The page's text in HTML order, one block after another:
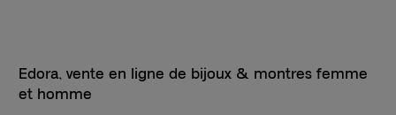
Edora, vente en ligne de bijoux & montres femme
et homme